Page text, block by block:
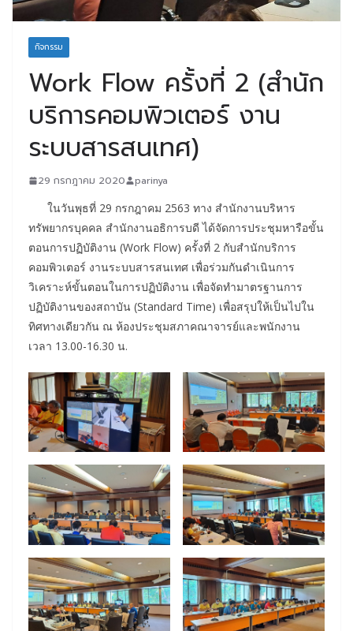
กิจกรรม
Work Flow ครั้งที่ 2 (สำนัก
บริการคอมพิวเตอร์ งาน
ระบบสารสนเทศ)
29 กรกฎาคม 2020 parinya
ในวันพุธที่ 29 กรกฎาคม 2563 ทาง สำนักงานบริหาร
ทรัพยากรบุคคล สำนักงานอธิการบดี ได้จัดการประชุมหารือขั้น
ตอนการปฏิบัติงาน (Work Flow) ครั้งที่ 2 กับสำนักบริการ
คอมพิวเตอร์ งานระบบสารสนเทศ เพื่อร่วมกันดำเนินการ
วิเคราะห์ขั้นตอนในการปฏิบัติงาน เพื่อจัดทำมาตรฐานการ
ปฏิบัติงานของสถาบัน (Standard Time) เพื่อสรุปให้เป็นไปใน
ทิศทางเดียวกัน ณ ห้องประชุมสภาคณาจารย์และพนักงาน
เวลา 13.00-16.30 น.